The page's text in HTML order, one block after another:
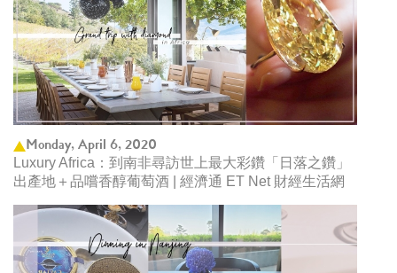
Monday, April 6, 2020
Luxury Africa：到南非尋訪世上最大彩鑽「日落之鑽」
出產地＋品嚐香醇葡萄酒 | 經濟通 ET Net 財經生活網